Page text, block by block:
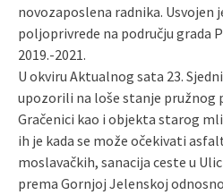
novozaposlena radnika. Usvojen
poljoprivrede na području grada
2019.-2021.
U okviru Aktualnog sata 23.
upozorili na loše stanje pružnog
Gračenici kao i objekta starog
ih je kada se može očekivati
moslavačkih, sanacija ceste u
prema Gornjoj Jelenskoj